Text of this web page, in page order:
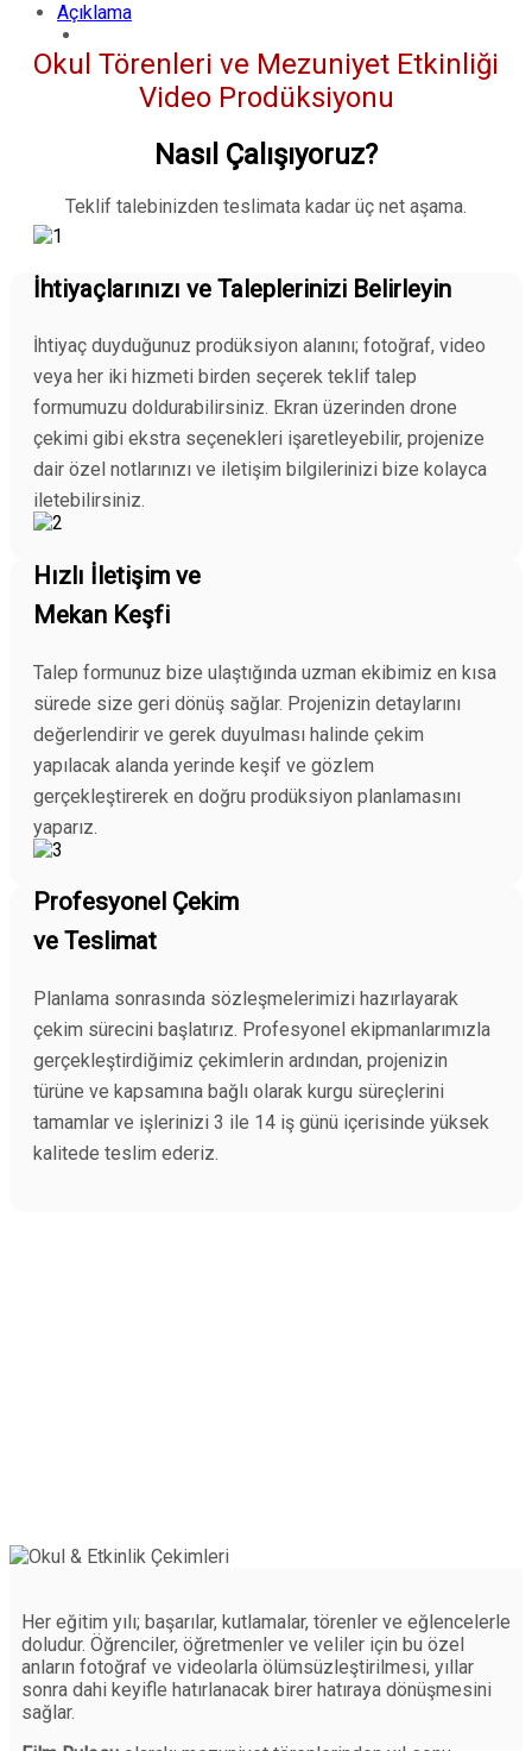
Açıklama
Okul Törenleri ve Mezuniyet Etkinliği
Video Prodüksiyonu
Nasıl Çalışıyoruz?
Teklif talebinizden teslimata kadar üç net aşama.
İhtiyaçlarınızı ve Taleplerinizi Belirleyin
İhtiyaç duyduğunuz prodüksiyon alanını; fotoğraf, video
veya her iki hizmeti birden seçerek teklif talep
formumuzu doldurabilirsiniz. Ekran üzerinden drone
çekimi gibi ekstra seçenekleri işaretleyebilir, projenize
dair özel notlarınızı ve iletişim bilgilerinizi bize kolayca
iletebilirsiniz.
Hızlı İletişim ve
Mekan Keşfi
Talep formunuz bize ulaştığında uzman ekibimiz en kısa
sürede size geri dönüş sağlar. Projenizin detaylarını
değerlendirir ve gerek duyulması halinde çekim
yapılacak alanda yerinde keşif ve gözlem
gerçekleştirerek en doğru prodüksiyon planlamasını
yaparız.
Profesyonel Çekim
ve Teslimat
Planlama sonrasında sözleşmelerimizi hazırlayarak
çekim sürecini başlatırız. Profesyonel ekipmanlarımızla
gerçekleştirdiğimiz çekimlerin ardından, projenizin
türüne ve kapsamına bağlı olarak kurgu süreçlerini
tamamlar ve işlerinizi 3 ile 14 iş günü içerisinde yüksek
kalitede teslim ederiz.
Her eğitim yılı; başarılar, kutlamalar, törenler ve eğlencelerle
doludur. Öğrenciler, öğretmenler ve veliler için bu özel
anların fotoğraf ve videolarla ölümsüzleştirilmesi, yıllar
sonra dahi keyifle hatırlanacak birer hatıraya dönüşmesini
sağlar.